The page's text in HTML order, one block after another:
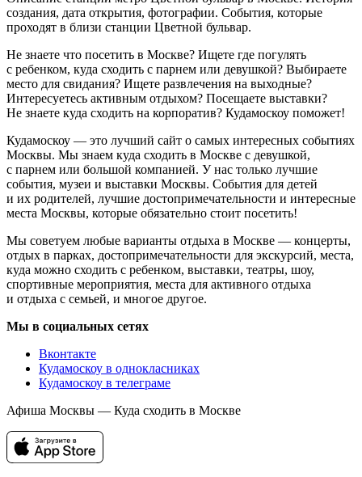
создания, дата открытия, фотографии. События, которые
проходят в близи станции Цветной бульвар.
Не знаете что посетить в Москве? Ищете где погулять
с ребенком, куда сходить с парнем или девушкой? Выбираете
место для свидания? Ищете развлечения на выходные?
Интересуетесь активным отдыхом? Посещаете выставки?
Не знаете куда сходить на корпоратив? Кудамоскоу поможет!
Кудамоскоу — это лучший сайт о самых интересных событиях
Москвы. Мы знаем куда сходить в Москве с девушкой,
с парнем или большой компанией. У нас только лучшие
события, музеи и выставки Москвы. События для детей
и их родителей, лучшие достопримечательности и интересные
места Москвы, которые обязательно стоит посетить!
Мы советуем любые варианты отдыха в Москве — концерты,
отдых в парках, достопримечательности для экскурсий, места,
куда можно сходить с ребенком, выставки, театры, шоу,
спортивные мероприятия, места для активного отдыха
и отдыха с семьей, и многое другое.
Мы в социальных сетях
Вконтакте
Кудамоскоу в однокласниках
Кудамоскоу в телеграме
Афиша Москвы — Куда сходить в Москве